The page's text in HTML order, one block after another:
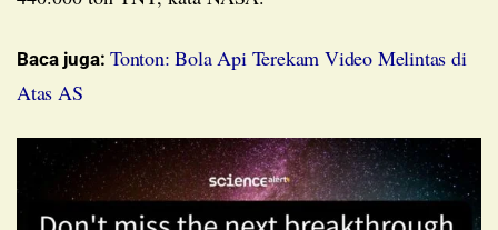
Baca juga: Tonton: Bola Api Terekam Video Melintas di
Atas AS